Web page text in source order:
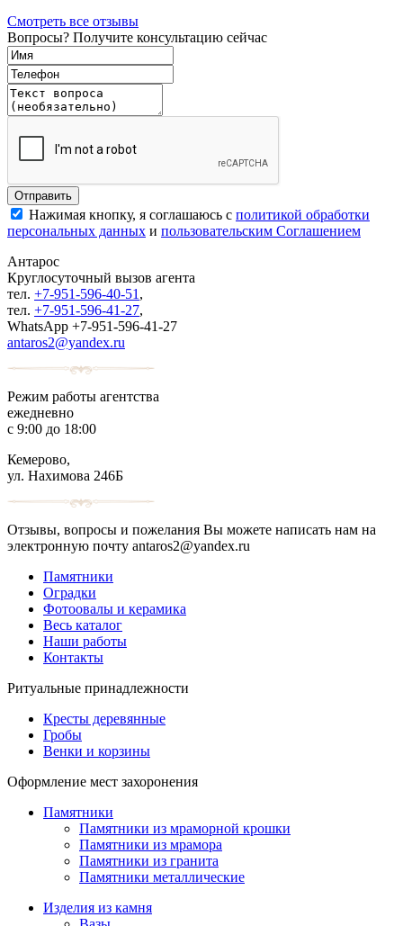
Смотреть все отзывы
Вопросы? Получите консультацию сейчас
Нажимая кнопку, я соглашаюсь с политикой обработки
персональных данных и пользовательским Соглашением
Антарос
Круглосуточный вызов агента
тел. +7-951-596-40-51 ,
тел. +7-951-596-41-27,
WhatsApp +7-951-596-41-27
antaros2@yandex.ru
Режим работы агентства
ежедневно
с 9:00 до 18:00
Кемерово,
ул. Нахимова 246Б
Отзывы, вопросы и пожелания Вы можете написать нам на
электронную почту antaros2@yandex.ru
Памятники
Оградки
Фотоовалы и керамика
Весь каталог
Наши работы
Контакты
Ритуальные принадлежности
Кресты деревянные
Гробы
Венки и корзины
Оформление мест захоронения
Памятники
Памятники из мраморной крошки
Памятники из мрамора
Памятники из гранита
Памятники металлические
Изделия из камня